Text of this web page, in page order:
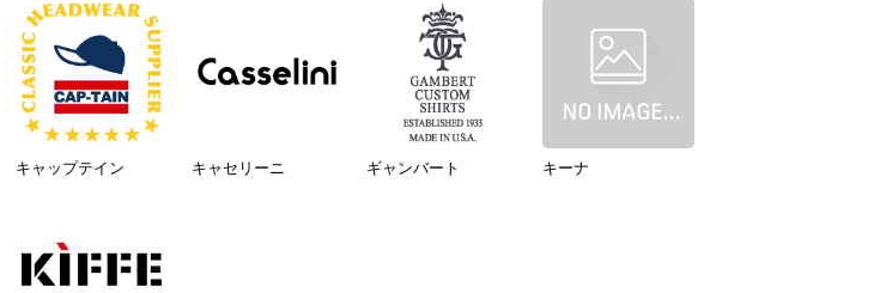
キャップテイン キャセリーニ ギャンバート キーナ